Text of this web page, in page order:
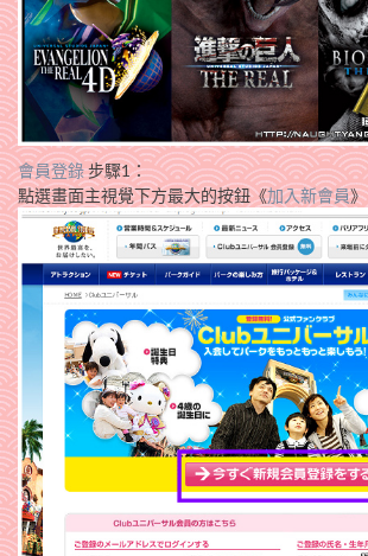
會員登錄步驟1：
點選畫面主視覺下方最大的按鈕《加入新會員》